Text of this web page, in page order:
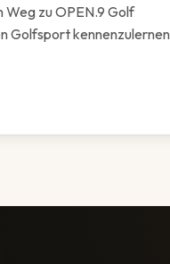
zu OPEN.9 Golf
Golfsport
TCI zu Gast bei